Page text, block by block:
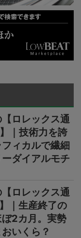
ロレックス通
｜技術力を誇
ィカルで繊細
ダイアルモチ
ロレックス通
｜生産終了の
2カ月。実勢
いくら？